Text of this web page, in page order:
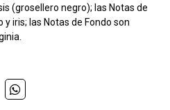
(grosellero negro); las Notas de
iris; las Notas de Fondo son